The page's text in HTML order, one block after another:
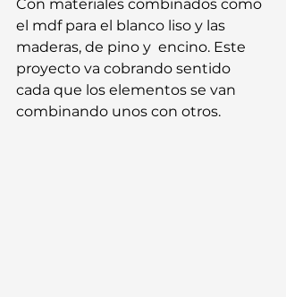
Con materiales combinados como
el mdf para el blanco liso y las
maderas, de pino y  encino. Este
proyecto va cobrando sentido
cada que los elementos se van
combinando unos con otros.